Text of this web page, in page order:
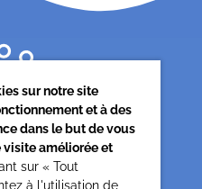
sur notre site
et à des
dans le but de vous
visite améliorée et
sur « Tout
à l'utilisation de